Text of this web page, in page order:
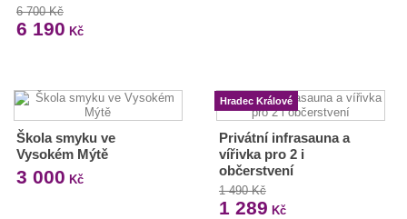
6 700 Kč
6 190 Kč
Škola smyku ve
Vysokém Mýtě
3 000 Kč
Hradec Králové
Privátní infrasauna a
vířivka pro 2 i
občerstvení
1 490 Kč
1 289 Kč